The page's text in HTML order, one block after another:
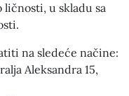
ličnosti, u skladu sa
na sledeće načine:
Aleksandra 15,